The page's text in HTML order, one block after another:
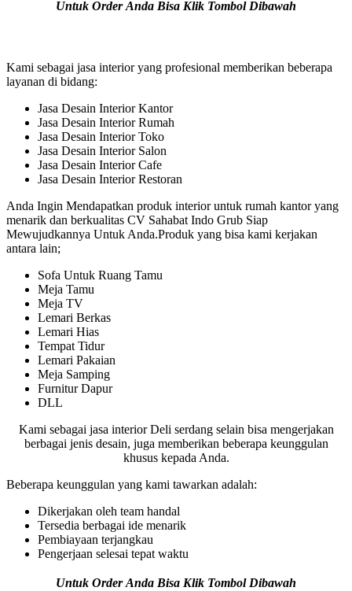
Untuk Order Anda Bisa Klik Tombol Dibawah
Kami sebagai jasa interior yang profesional memberikan beberapa
layanan di bidang:
Jasa Desain Interior Kantor
Jasa Desain Interior Rumah
Jasa Desain Interior Toko
Jasa Desain Interior Salon
Jasa Desain Interior Cafe
Jasa Desain Interior Restoran
Anda Ingin Mendapatkan produk interior untuk rumah kantor yang
menarik dan berkualitas CV Sahabat Indo Grub Siap
Mewujudkannya Untuk Anda.Produk yang bisa kami kerjakan
antara lain;
Sofa Untuk Ruang Tamu
Meja Tamu
Meja TV
Lemari Berkas
Lemari Hias
Tempat Tidur
Lemari Pakaian
Meja Samping
Furnitur Dapur
DLL
Kami sebagai jasa interior Deli serdang selain bisa mengerjakan
berbagai jenis desain, juga memberikan beberapa keunggulan
khusus kepada Anda.
Beberapa keunggulan yang kami tawarkan adalah:
Dikerjakan oleh team handal
Tersedia berbagai ide menarik
Pembiayaan terjangkau
Pengerjaan selesai tepat waktu
Untuk Order Anda Bisa Klik Tombol Dibawah